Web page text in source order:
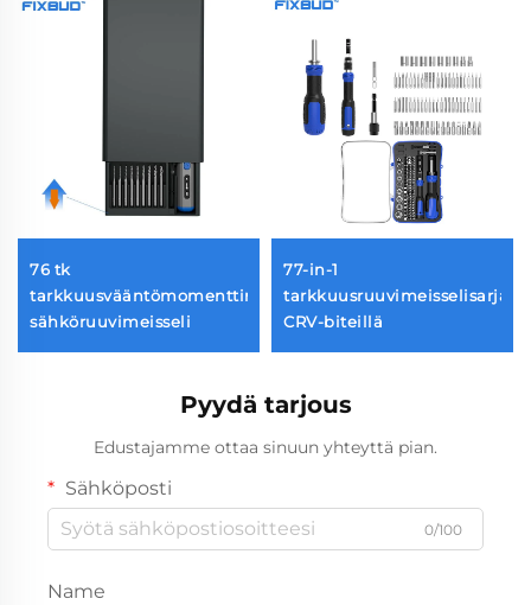
76 tk
tarkkuusvääntömomenttinen
sähköruuvimeisseli
77-in-1
tarkkuusruuvimeisselisarja
CRV-biteillä
Pyydä tarjous
Edustajamme ottaa sinuun yhteyttä pian.
Sähköposti
0/100
Name